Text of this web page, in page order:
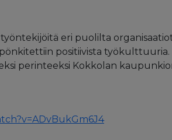
eri puolilta
pönkitettiin positiivista
perinteeksi Kokkolan